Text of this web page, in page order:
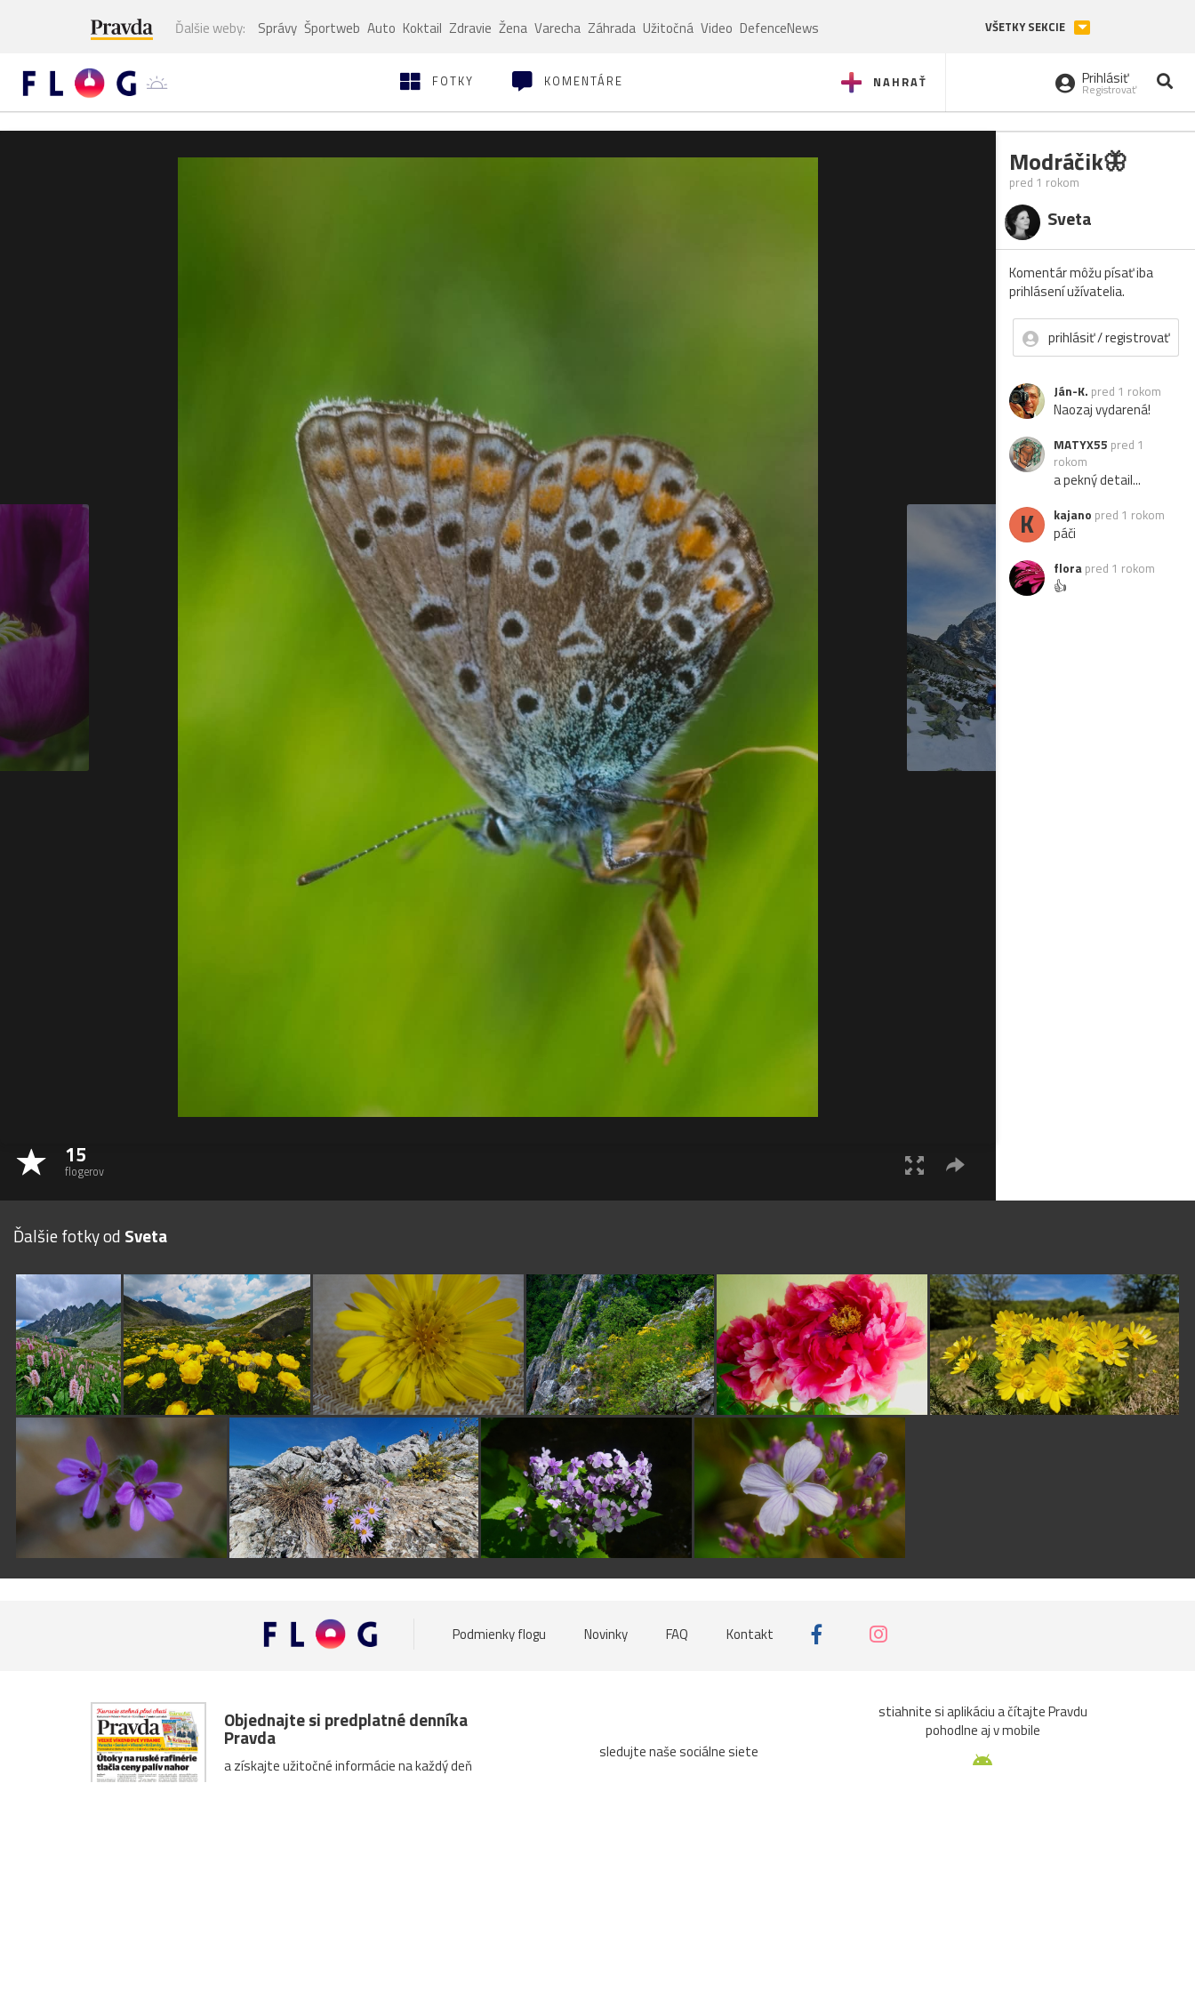
Ďalšie weby: Správy Športweb Auto Koktail Zdravie Žena Varecha Záhrada Užitočná Video DefenceNews VŠETKY SEKCIE
NAHRAŤ
FOTKY KOMENTÁRE Prihlásiť
Registrovať
15
flogerov
Modráčik🦋
pred 1 rokom
Sveta
Komentár môžu písať iba
prihlásení užívatelia.
prihlásiť / registrovať
Ján-K. pred 1 rokom
Naozaj vydarená!
MATYX55 pred 1
rokom
a pekný detail...
K kajano pred 1 rokom
páči
flora pred 1 rokom
👍
Ďalšie fotky od Sveta
Podmienky flogu Novinky FAQ Kontakt
Objednajte si predplatné denníka
Pravda
a získajte užitočné informácie na každý deň
sledujte naše sociálne siete
stiahnite si aplikáciu a čítajte Pravdu
pohodlne aj v mobile